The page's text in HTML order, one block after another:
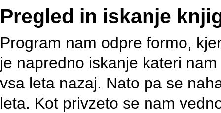
Pregled in iskanje
Program nam odpre formo,
je napredno iskanje kateri
vsa leta nazaj. Nato pa se
leta. Kot privzeto se nam